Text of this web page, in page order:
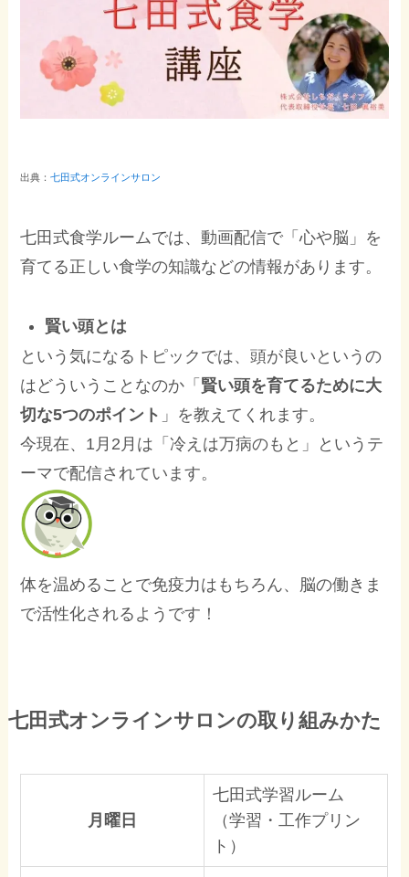
出典：七田式オンラインサロン
七田式食学ルームでは、動画配信で「心や脳」を
育てる正しい食学の知識などの情報があります。
賢い頭とは
という気になるトピックでは、頭が良いというの
はどういうことなのか「 賢い頭を育てるために大
切な5つのポイント 」を教えてくれます。
今現在、1月2月は「冷えは万病のもと」というテ
ーマで配信されています。
体を温めることで免疫力はもちろん、脳の働きま
で活性化されるようです！
七田式オンラインサロンの取り組みかた
月曜日
七田式学習ルーム
（学習・工作プリン
ト）